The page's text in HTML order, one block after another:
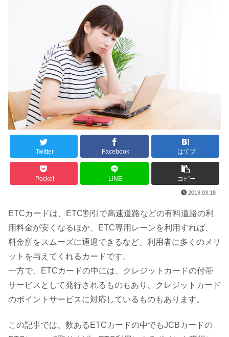
Twitter Facebook はてブ
Pocket LINE コピー
2019.03.18
ETCカードは、ETC割引で高速道路などの有料道路の利
用料金が安くなるほか、ETC専用レーンを利用すれば、
料金所をスムーズに通過できるなど、利用者に多くのメリ
ットを与えてくれるカードです。
一方で、ETCカードの中には、クレジットカードの付帯
サービスとして発行されるものもあり、クレジットカード
のポイントサービスに対応しているものもあります。
この記事では、数あるETCカードの中でもJCBカードの